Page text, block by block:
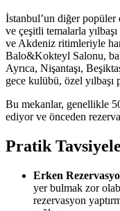
İstanbul’un diğer popüler
ve çeşitli temalarla
ve Akdeniz ritimleriyle
Balo&Kokteyl Salonu,
Ayrıca, Nişantaşı,
gece kulübü, özel yılbaşı
Bu mekanlar, genellikle
ediyor ve önceden
Pratik
Erken
yer bulmak zor
rezervasyon